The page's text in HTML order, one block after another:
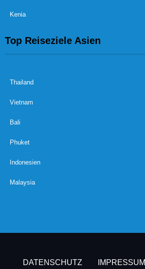
Kenia
Top Reiseziele Asien
Thailand
Vietnam
Bali
Phuket
Indonesien
Malaysia
DATENSCHUTZ IMPRESSUM